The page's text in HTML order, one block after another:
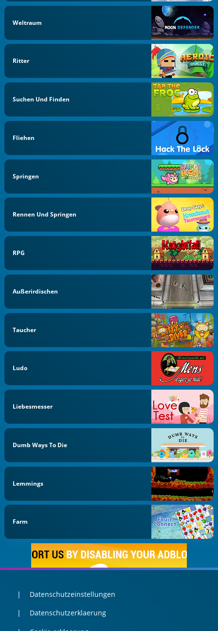
Weltraum
Ritter
Suchen Und Finden
Fliehen
Springen
Rennen Und Springen
RPG
Außerirdischen
Taucher
Ludo
Liebesmesser
Dumb Ways To Die
Lemmings
Farm
Datenschutzeinstellungen
Datenschutzerklaerung